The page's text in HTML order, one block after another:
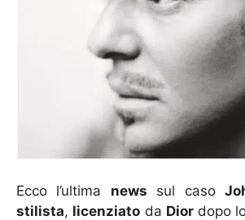
Ecco l’ultima news sul caso
stilista, licenziato da Diordopo